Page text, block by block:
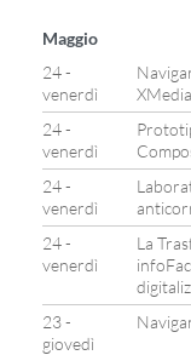
Maggio
24 -
venerdì
XMedia
24 -
venerdì
24 -
venerdì
24 -
venerdì
La
23 -
giovedì